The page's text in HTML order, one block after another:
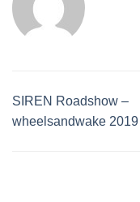
SIREN Roadshow –
wheelsandwake 2019